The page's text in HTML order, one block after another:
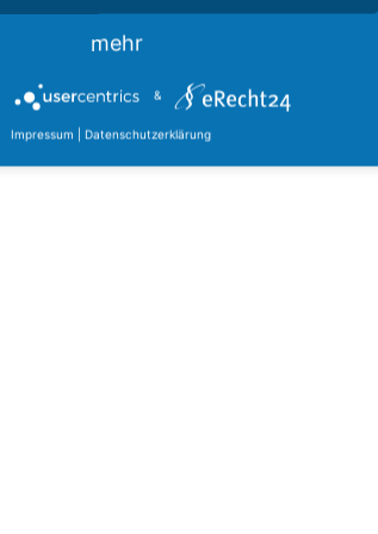
mehr
&
Impressum | Datenschutzerklärung